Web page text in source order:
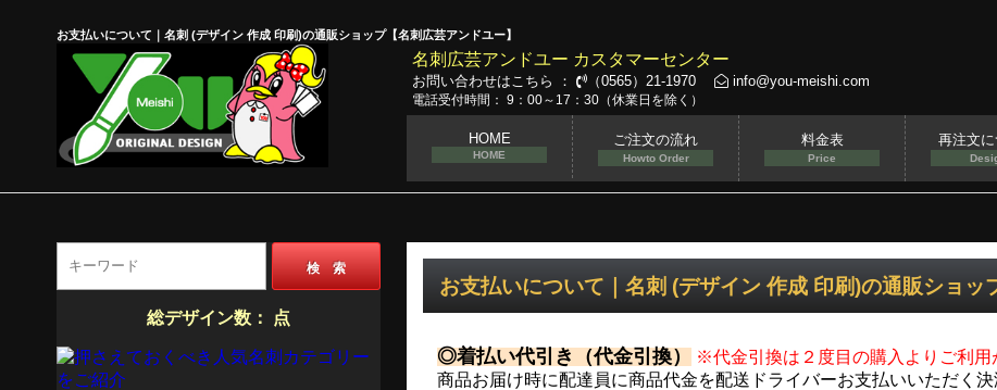
お支払いについて｜名刺 (デザイン 作成 印刷)の通販ショップ【名刺広芸アンドユー】
名刺広芸アンドユー カスタマーセンター
お問い合わせはこちら ： （0565）21-1970 info@you-meishi.com
電話受付時間： 9：00～17：30（休業日を除く）
HOME
HOME
ご注文の流れ
Howto Order
料金表
Price
再注文
お支払いについて｜名刺 (デザイン 作成 印刷)の通販ショッ
◎着払い代引き（代金引換）
※代金引換は２度目の購入よりご利用
商品お届け時に配達員に商品代金を配送ドライバーお支払いいただく決
検 索
総デザイン数： 点